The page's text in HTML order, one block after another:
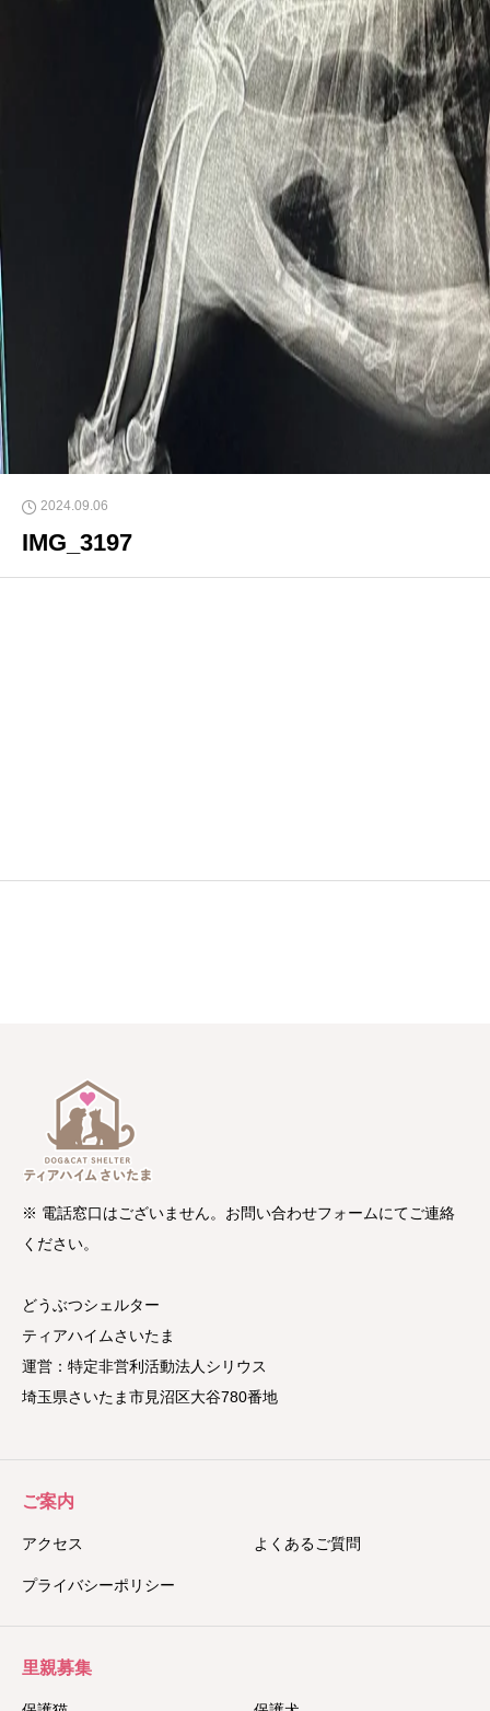
2024.09.06
IMG_3197
※ 電話窓口はございません。お問い合わせフォームにてご連絡
ください。
どうぶつシェルター
ティアハイムさいたま
運営：特定非営利活動法人シリウス
埼玉県さいたま市見沼区大谷780番地
ご案内
アクセス よくあるご質問
プライバシーポリシー
里親募集